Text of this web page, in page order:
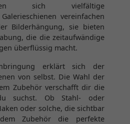
sich vielfältige
vereinfachen
Bilderhängung, sie bieten
die die zeitaufwändige
überflüssig macht.
erklärt sich der
von selbst. Die Wahl der
Zubehör verschafft dir die
suchst. Ob Stahl- oder
oder solche, die sichtbar
Zubehör die perfekte